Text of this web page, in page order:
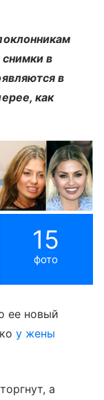
в
в
как
15
фото
ее новый
у жены
а